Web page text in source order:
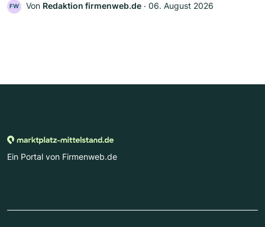
FW Von Redaktion firmenweb.de ‧ 06. August 2026
Ein Portal von Firmenweb.de